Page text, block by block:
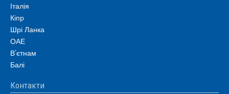
Італія
Кіпр
Шрі Ланка
ОАЕ
В’єтнам
Балі
Контакти